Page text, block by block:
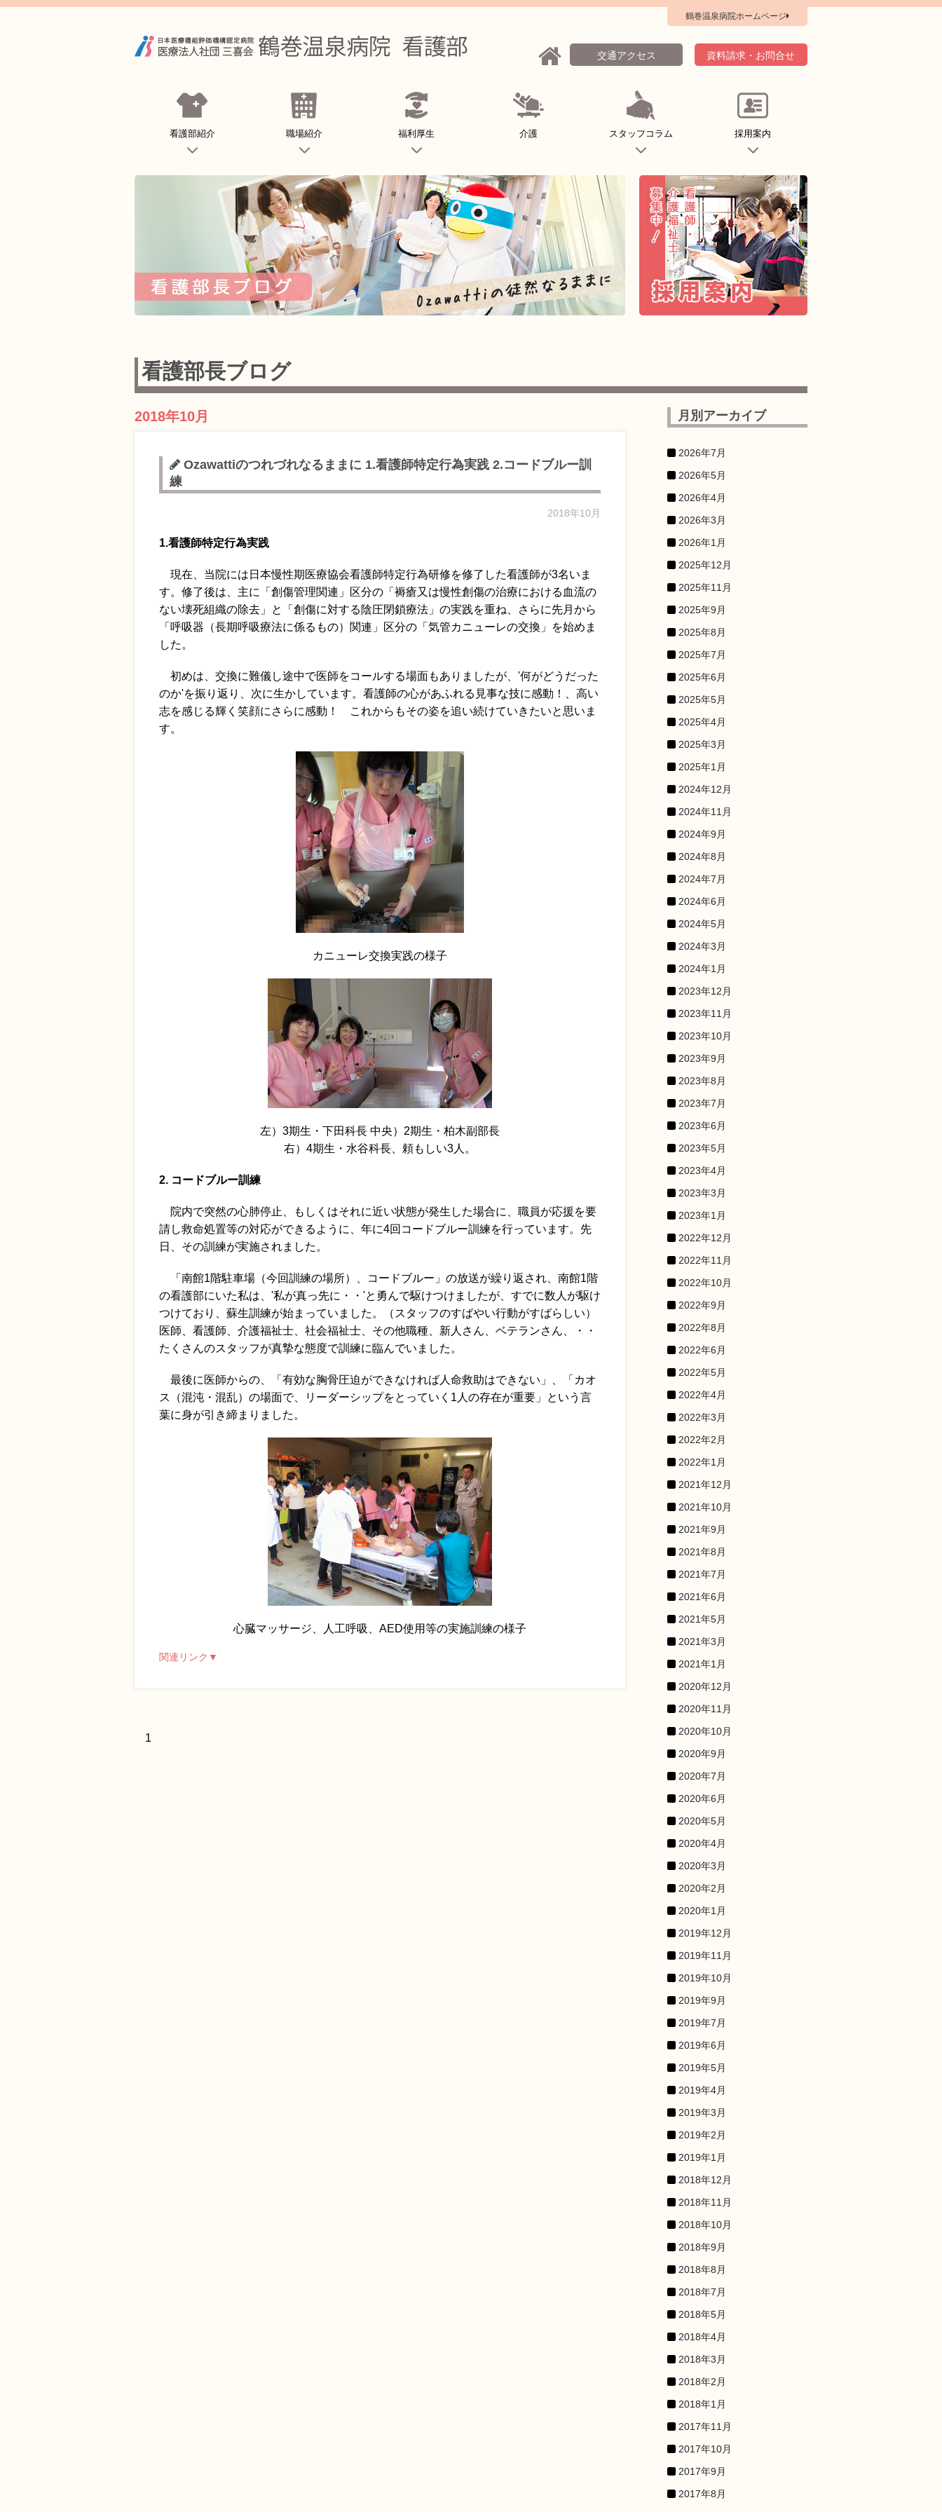
鶴巻温泉病院ホームページ
交通アクセス 資料請求・お問合せ
看護部紹介 職場紹介 福利厚生 介護 スタッフコラム 採用案内
看護部長ブログ
2018年10月
Ozawattiのつれづれなるままに 1.看護師特定行為実践 2.コードブルー訓
練
2018年10月
1.看護師特定行為実践
現在、当院には日本慢性期医療協会看護師特定行為研修を修了した看護師が3名いま
す。修了後は、主に「創傷管理関連」区分の「褥瘡又は慢性創傷の治療における血流の
ない壊死組織の除去」と「創傷に対する陰圧閉鎖療法」の実践を重ね、さらに先月から
「呼吸器（長期呼吸療法に係るもの）関連」区分の「気管カニューレの交換」を始めま
した。
初めは、交換に難儀し途中で医師をコールする場面もありましたが、'何がどうだった
のか'を振り返り、次に生かしています。看護師の心があふれる見事な技に感動！、高い
志を感じる輝く笑顔にさらに感動！ これからもその姿を追い続けていきたいと思いま
す。
カニューレ交換実践の様子
左）3期生・下田科長 中央）2期生・柏木副部長
右）4期生・水谷科長、頼もしい3人。
2. コードブルー訓練
院内で突然の心肺停止、もしくはそれに近い状態が発生した場合に、職員が応援を要
請し救命処置等の対応ができるように、年に4回コードブルー訓練を行っています。先
日、その訓練が実施されました。
「南館1階駐車場（今回訓練の場所）、コードブルー」の放送が繰り返され、南館1階
の看護部にいた私は、'私が真っ先に・・'と勇んで駆けつけましたが、すでに数人が駆け
つけており、蘇生訓練が始まっていました。（スタッフのすばやい行動がすばらしい）
医師、看護師、介護福祉士、社会福祉士、その他職種、新人さん、ベテランさん、・・
たくさんのスタッフが真摯な態度で訓練に臨んでいました。
最後に医師からの、「有効な胸骨圧迫ができなければ人命救助はできない」、「カオ
ス（混沌・混乱）の場面で、リーダーシップをとっていく1人の存在が重要」という言
葉に身が引き締まりました。
心臓マッサージ、人工呼吸、AED使用等の実施訓練の様子
関連リンク▼
1
月別アーカイブ
2026年7月
2026年5月
2026年4月
2026年3月
2026年1月
2025年12月
2025年11月
2025年9月
2025年8月
2025年7月
2025年6月
2025年5月
2025年4月
2025年3月
2025年1月
2024年12月
2024年11月
2024年9月
2024年8月
2024年7月
2024年6月
2024年5月
2024年3月
2024年1月
2023年12月
2023年11月
2023年10月
2023年9月
2023年8月
2023年7月
2023年6月
2023年5月
2023年4月
2023年3月
2023年1月
2022年12月
2022年11月
2022年10月
2022年9月
2022年8月
2022年6月
2022年5月
2022年4月
2022年3月
2022年2月
2022年1月
2021年12月
2021年10月
2021年9月
2021年8月
2021年7月
2021年6月
2021年5月
2021年3月
2021年1月
2020年12月
2020年11月
2020年10月
2020年9月
2020年7月
2020年6月
2020年5月
2020年4月
2020年3月
2020年2月
2020年1月
2019年12月
2019年11月
2019年10月
2019年9月
2019年7月
2019年6月
2019年5月
2019年4月
2019年3月
2019年2月
2019年1月
2018年12月
2018年11月
2018年10月
2018年9月
2018年8月
2018年7月
2018年5月
2018年4月
2018年3月
2018年2月
2018年1月
2017年11月
2017年10月
2017年9月
2017年8月